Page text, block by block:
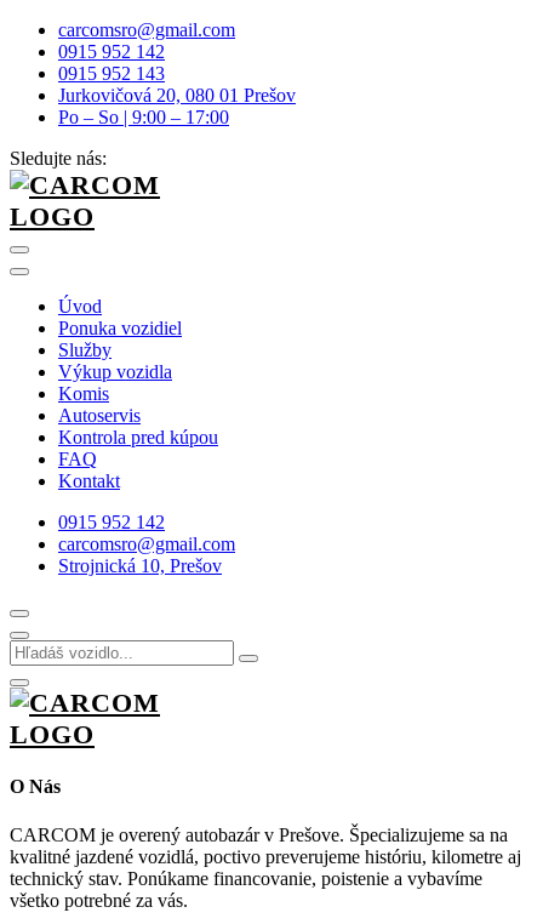
carcomsro@gmail.com
0915 952 142
0915 952 143
Jurkovičová 20, 080 01 Prešov
Po – So | 9:00 – 17:00
Sledujte nás:
Úvod
Ponuka vozidiel
Služby
Výkup vozidla
Komis
Autoservis
Kontrola pred kúpou
FAQ
Kontakt
0915 952 142
carcomsro@gmail.com
Strojnická 10, Prešov
O Nás
CARCOM je overený autobazár v Prešove. Špecializujeme sa na
kvalitné jazdené vozidlá, poctivo preverujeme históriu, kilometre aj
technický stav. Ponúkame financovanie, poistenie a vybavíme
všetko potrebné za vás.